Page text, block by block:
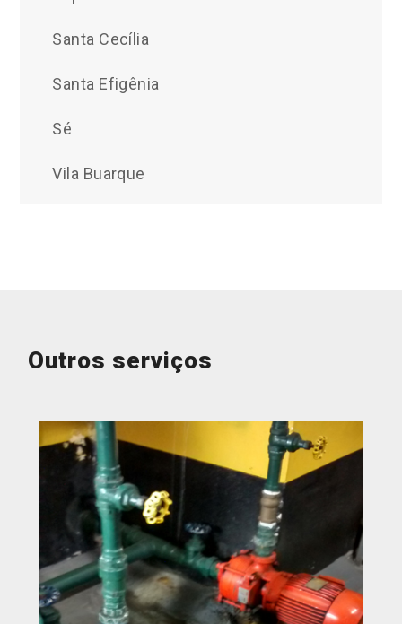
Santa Cecília
Santa Efigênia
Sé
Vila Buarque
Outros serviços